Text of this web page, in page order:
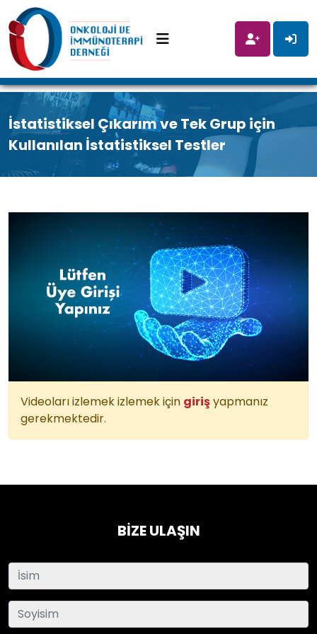
İstatistiksel Çıkarım ve Tek Grup için
Kullanılan İstatistiksel Testler
Videoları izlemek izlemek için girişyapmanız
gerekmektedir.
BİZE ULAŞIN